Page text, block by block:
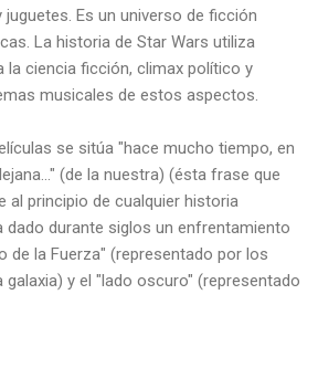
Es un universo de ficción
La historia de Star Wars utiliza
la ciencia ficción, climax político y
musicales de estos aspectos.
se sitúa "hace mucho tiempo, en
(de la nuestra) (ésta frase que
al principio de cualquier historia
dado durante siglos un enfrentamiento
de la Fuerza" (representado por los
y el "lado oscuro" (representado